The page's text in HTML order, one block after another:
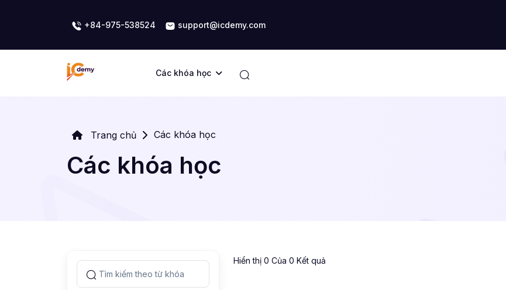
+84-975-538524 support@icdemy.com
Các khóa học
Trang chủ Các khóa học
Các khóa học
Hiển thị 0 Của 0 Kết quả